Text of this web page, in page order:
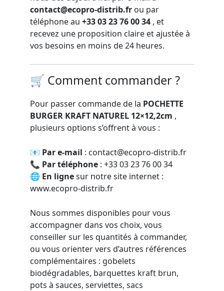
contact@ecopro-distrib.fr ou par
téléphone au +33 03 23 76 00 34 , et
recevez une proposition claire et ajustée à
vos besoins en moins de 24 heures.
🛒 Comment commander ?
Pour passer commande de la POCHETTE
BURGER KRAFT NATUREL 12×12,2cm ,
plusieurs options s’offrent à vous :
📧 Par e-mail : contact@ecopro-distrib.fr
📞 Par téléphone : +33 03 23 76 00 34
🌐 En lignesur notre site internet :
www.ecopro-distrib.fr
Nous sommes disponibles pour vous
accompagner dans vos choix, vous
conseiller sur les quantités à commander,
ou vous orienter vers d’autres références
complémentaires : gobelets
biodégradables, barquettes kraft brun,
pots à sauces, serviettes, sacs